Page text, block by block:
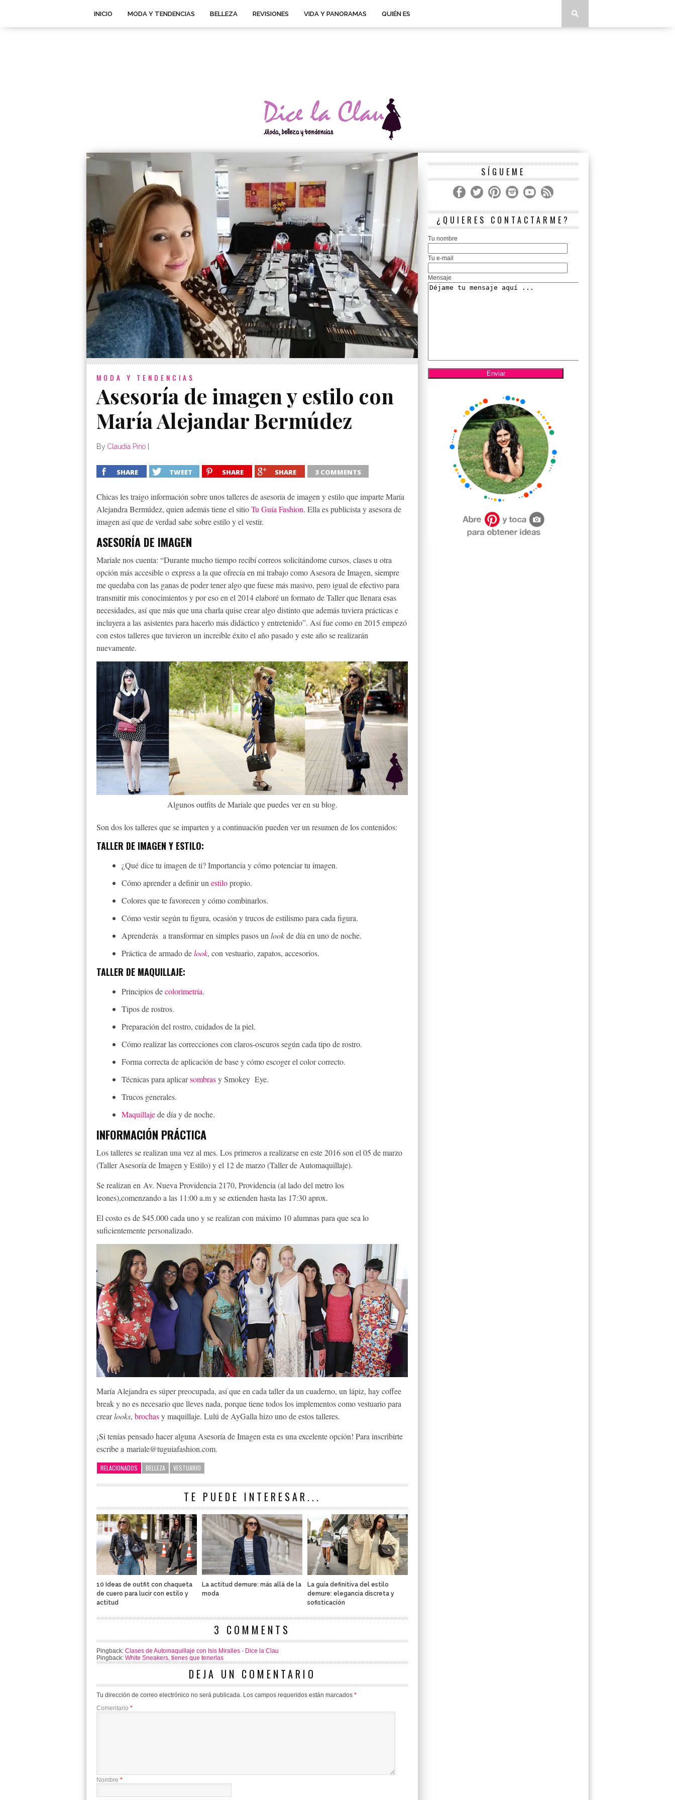
INICIO MODA Y TENDENCIAS BELLEZA REVISIONES VIDA Y PANORAMAS QUIÉN ES
MODA Y TENDENCIAS
Asesoría de imagen y estilo con
María Alejandar Bermúdez
By Claudia Pino
SHARE TWEET SHARE SHARE 3 COMMENTS
Chicas les traigo información sobre unos talleres de asesoría de imagen y estilo que imparte María
Alejandra Bermúdez, quien además tiene el sitioTu Guía Fashion. Ella es publicista y asesora de
imagen así que de verdad sabe sobre estilo y el vestir.
ASESORÍA DE IMAGEN
Mariale nos cuenta: “Durante mucho tiempo recibí correos solicitándome cursos, clases u otra
opción más accesible o express a la que ofrecía en mi trabajo como Asesora de Imagen, siempre
me quedaba con las ganas de poder tener algo que fuese más masivo, pero igual de efectivo para
transmitir mis conocimientos y por eso en el 2014 elaboré un formato de Taller que llenara esas
necesidades, así que más que una charla quise crear algo distinto que además tuviera prácticas e
incluyera a las asistentes para hacerlo más didáctico y entretenido”. Así fue como en 2015 empezó
con estos talleres que tuvieron un increíble éxito el año pasado y este año se realizarán
nuevamente.
Algunos outfits de Mariale que puedes ver en su blog.
Son dos los talleres que se imparten y a continuación pueden ver un resumen de los contenidos:
TALLER DE IMAGEN Y ESTILO:
¿Qué dice tu imagen de ti? Importancia y cómo potenciar tu imagen.
Cómo aprender a definir un estilopropio.
Colores que te favorecen y cómo combinarlos.
Cómo vestir según tu figura, ocasión y trucos de estilismo para cada figura.
Aprenderás a transformar en simples pasos un lookde día en uno de noche.
Práctica de armado delook, con vestuario, zapatos, accesorios.
TALLER DE MAQUILLAJE:
Principios decolorimetría.
Tipos de rostros.
Preparación del rostro, cuidados de la piel.
Cómo realizar las correcciones con claros-oscuros según cada tipo de rostro.
Forma correcta de aplicación de base y cómo escoger el color correcto.
Técnicas para aplicarsombrasy Smokey Eye.
Trucos generales.
Maquillajede día y de noche.
INFORMACIÓN PRÁCTICA
Los talleres se realizan una vez al mes. Los primeros a realizarse en este 2016 son el 05 de marzo
(Taller Asesoría de Imagen y Estilo) y el 12 de marzo (Taller de Automaquillaje).
Se realizan en Av. Nueva Providencia 2170, Providencia (al lado del metro los
leones),comenzando a las 11:00 a.m y se extienden hasta las 17:30 aprox.
El costo es de $45.000 cada uno y se realizan con máximo 10 alumnas para que sea lo
suficientemente personalizado.
María Alejandra es súper preocupada, así que en cada taller da un cuaderno, un lápiz, hay coffee
break y no es necesario que lleves nada, porque tiene todos los implementos como vestuario para
crearlooks, brochasy maquillaje. Lulú de AyGalla hizo uno de estos talleres.
¡Si tenías pensado hacer alguna Asesoría de Imagen esta es una excelente opción! Para inscribirte
escribe a mariale@tuguiafashion.com.
RELACIONADOS BELLEZA VESTUARIO
TE PUEDE INTERESAR...
10 Ideas de outfit con chaqueta
de cuero para lucir con estilo y
actitud
La actitud demure: más allá de la
moda
La guía definitiva del estilo
demure: elegancia discreta y
sofisticación
3 COMMENTS
Pingback: Clases de Automaquillaje con Isis Miralles - Dice la Clau
Pingback: White Sneakers, tienes que tenerlas
DEJA UN COMENTARIO
Tu dirección de correo electrónico no será publicada. Los campos requeridos están marcados *
Comentario *
Nombre *
SÍGUEME
¿QUIERES CONTACTARME?
Tu nombre
Tu e-mail
Mensaje